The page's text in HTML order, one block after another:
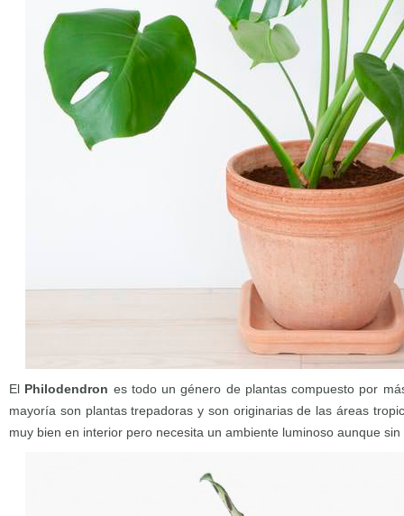
El Philodendron es todo un género de plantas compuesto por
mayoría son plantas trepadoras y son originarias de las áreas
muy bien en interior pero necesita un ambiente luminoso aunque